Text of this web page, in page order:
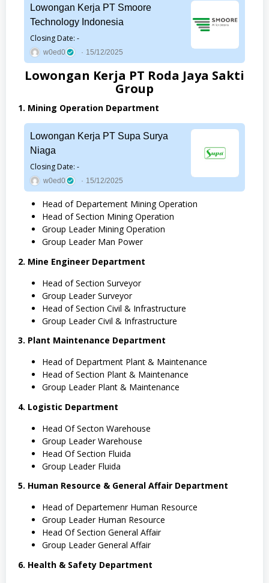
Lowongan Kerja PT Smoore
Technology Indonesia
Closing Date: -
w0ed0 15/12/2025
Lowongan Kerja PT Roda Jaya Sakti
Group
1. Mining Operation Department
Lowongan Kerja PT Supa Surya
Niaga
Closing Date: -
w0ed0 15/12/2025
Head of Departement Mining Operation
Head of Section Mining Operation
Group Leader Mining Operation
Group Leader Man Power
2. Mine Engineer Department
Head of Section Surveyor
Group Leader Surveyor
Head of Section Civil & Infrastructure
Group Leader Civil & Infrastructure
3. Plant Maintenance Department
Head of Department Plant & Maintenance
Head of Section Plant & Maintenance
Group Leader Plant & Maintenance
4. Logistic Department
Head Of Secton Warehouse
Group Leader Warehouse
Head Of Section Fluida
Group Leader Fluida
5. Human Resource & General Affair Department
Head of Departemenr Human Resource
Group Leader Human Resource
Head Of Section General Affair
Group Leader General Affair
6. Health & Safety Department